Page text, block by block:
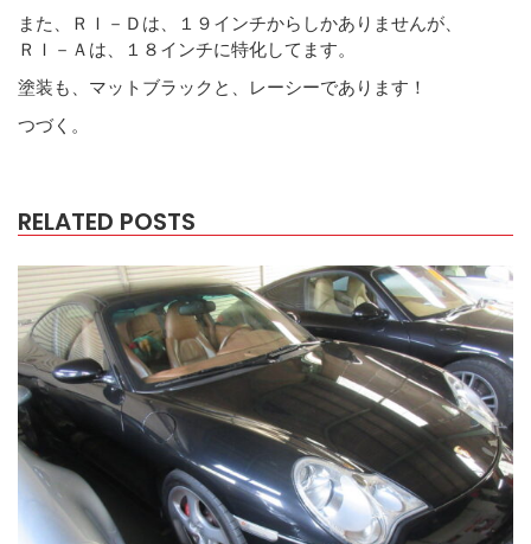
また、ＲＩ－Ｄは、１９インチからしかありませんが、
ＲＩ－Ａは、１８インチに特化してます。
塗装も、マットブラックと、レーシーであります！
つづく。
RELATED POSTS